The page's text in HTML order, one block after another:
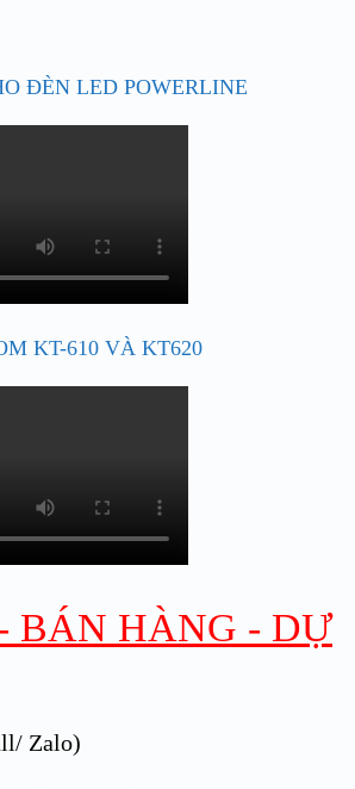
ĐÈN LED POWERLINE
KT-610 VÀ KT620
BÁN HÀNG - DỰ
Zalo)